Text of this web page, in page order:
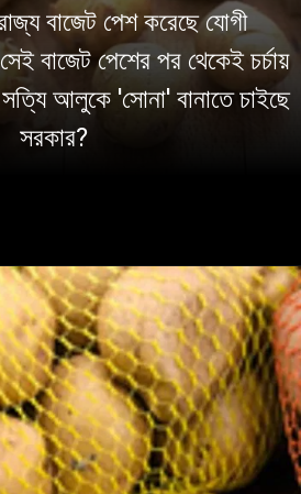
বাজেট পেশ করেছে যোগী
বাজেট পেশের পর থেকেই চর্চায়
আলুকে 'সোনা' বানাতে চাইছে
সরকার?